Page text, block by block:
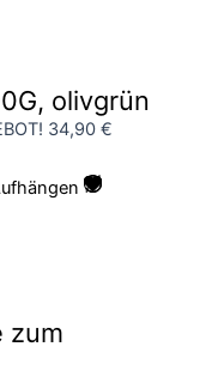
olivgrün
34,90 €
zum